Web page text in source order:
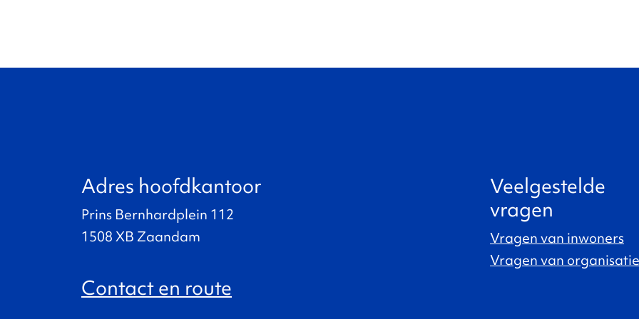
Adres hoofdkantoor
Prins Bernhardplein 112
1508 XB Zaandam
Contact en route
Veelgestelde
vragen
Vragen van inwoners
Vragen van